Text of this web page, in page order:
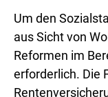
Um den
aus Sicht von
Reformen im
erforderlich. Die